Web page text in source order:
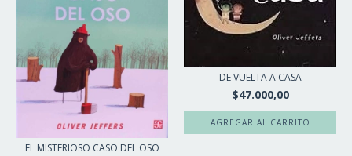
EL MISTERIOSO CASO DEL OSO
DE VUELTA A CASA
$47.000,00